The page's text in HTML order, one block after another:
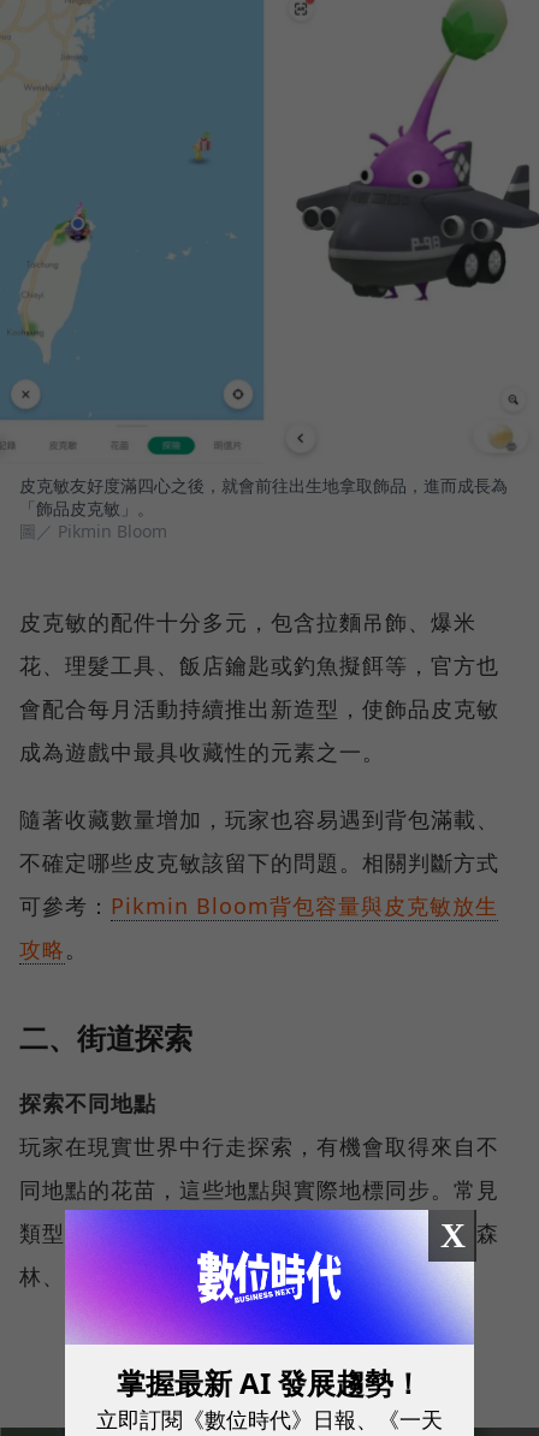
皮克敏友好度滿四心之後，就會前往出生地拿取飾品，進而成長為
「飾品皮克敏」。
圖／ Pikmin Bloom
皮克敏的配件十分多元，包含拉麵吊飾、爆米
花、理髮工具、飯店鑰匙或釣魚擬餌等，官方也
會配合每月活動持續推出新造型，使飾品皮克敏
成為遊戲中最具收藏性的元素之一。
隨著收藏數量增加，玩家也容易遇到背包滿載、
不確定哪些皮克敏該留下的問題。相關判斷方式
可參考： Pikmin Bloom背包容量與皮克敏放生
攻略。
二、街道探索
探索不同地點
玩家在現實世界中行走探索，有機會取得來自不
同地點的花苗，這些地點與實際地標同步。常見
類型包含餐廳、咖啡廳、洗衣店與藥局，也有森
林、機場、海灘、大學等地點。
X
掌握最新 AI 發展趨勢！
立即訂閱《數位時代》日報、《一天